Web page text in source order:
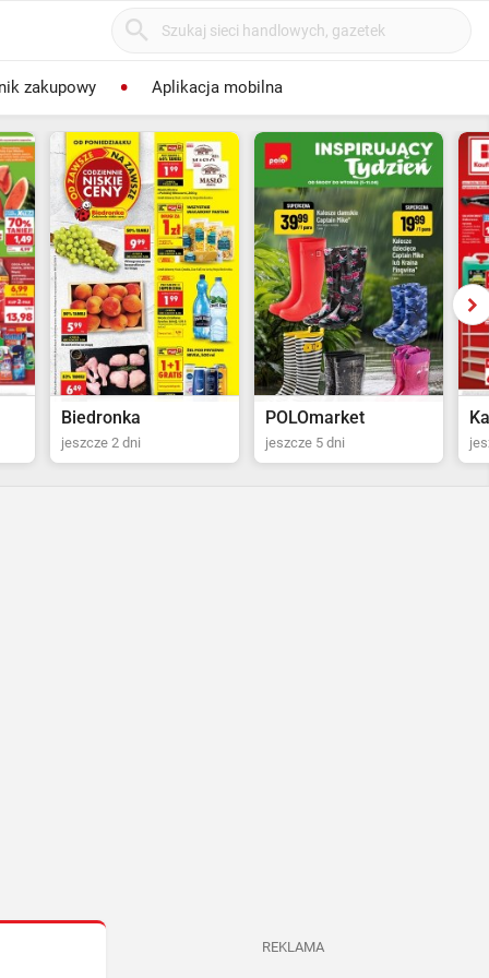
zakupowy Aplikacja mobilna
POLOmarket
jeszcze 5 dni
Kaufland
jeszcze 13 dni
REKLAMA